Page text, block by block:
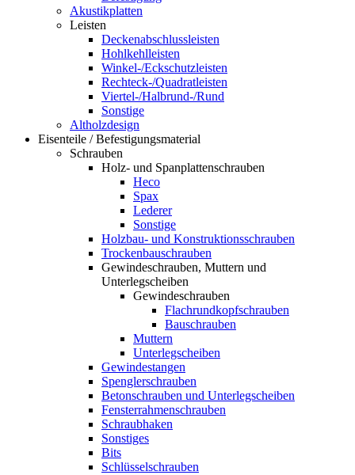
Akustikplatten
Leisten
Deckenabschlussleisten
Hohlkehlleisten
Winkel-/Eckschutzleisten
Rechteck-/Quadratleisten
Viertel-/Halbrund-/Rund
Sonstige
Altholzdesign
Eisenteile / Befestigungsmaterial
Schrauben
Holz- und Spanplattenschrauben
Heco
Spax
Lederer
Sonstige
Holzbau- und Konstruktionsschrauben
Trockenbauschrauben
Gewindeschrauben, Muttern und
Unterlegscheiben
Gewindeschrauben
Flachrundkopfschrauben
Bauschrauben
Muttern
Unterlegscheiben
Gewindestangen
Spenglerschrauben
Betonschrauben und Unterlegscheiben
Fensterrahmenschrauben
Schraubhaken
Sonstiges
Bits
Schlüsselschrauben